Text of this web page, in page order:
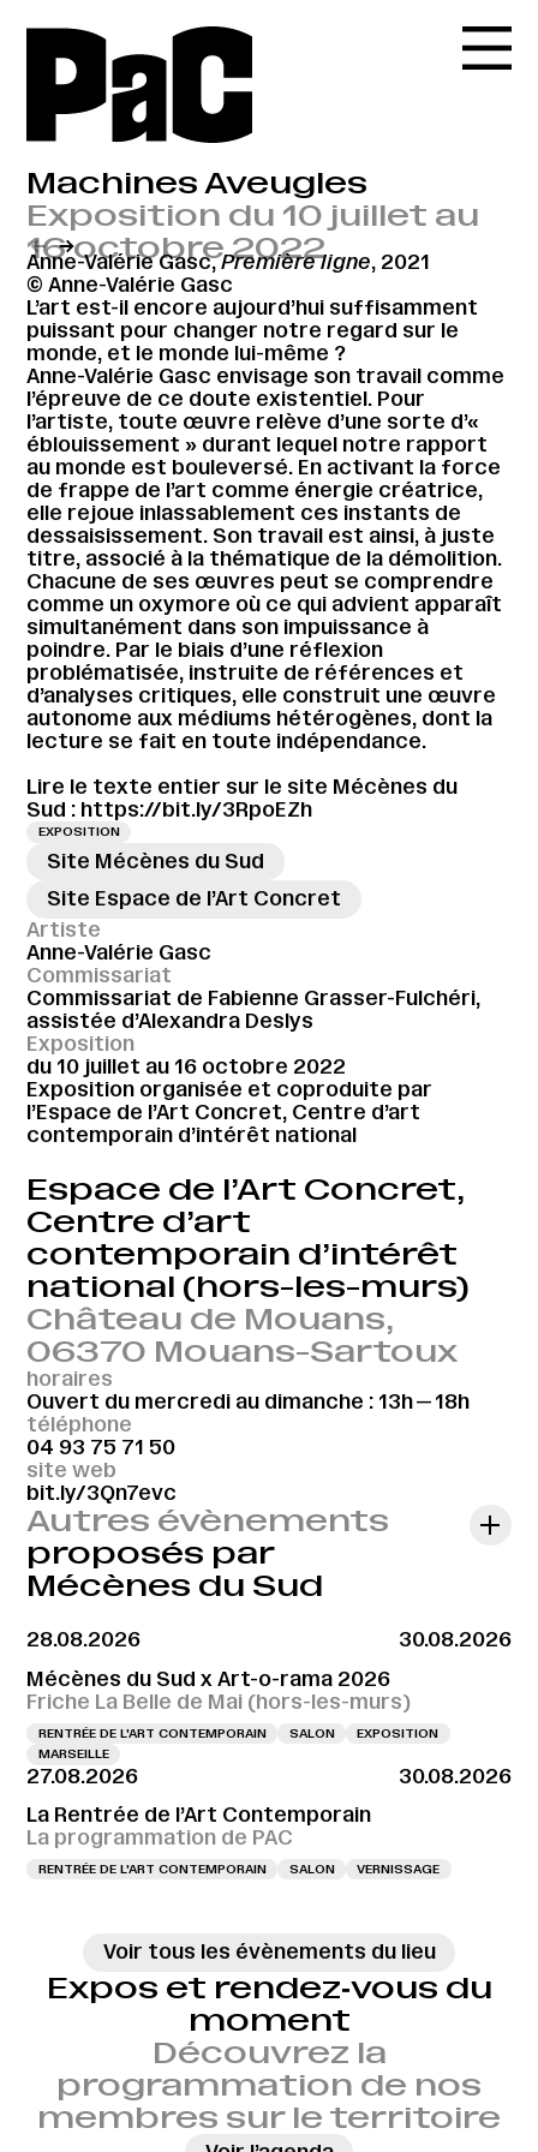
Machines Aveugles
Exposition du 10 juillet au
16 octobre 2022
← →
Anne-Valérie Gasc,Première ligne, 2021
© Anne-Valérie Gasc
L’art est-il encore aujourd’hui suffisamment
puissant pour changer notre regard sur le
monde, et le monde lui-même ?
Anne-Valérie Gasc envisage son travail comme
l’épreuve de ce doute existentiel. Pour
l’artiste, toute œuvre relève d’une sorte d’«
éblouissement » durant lequel notre rapport
au monde est bouleversé. En activant la force
de frappe de l’art comme énergie créatrice,
elle rejoue inlassablement ces instants de
dessaisissement. Son travail est ainsi, à juste
titre, associé à la thématique de la démolition.
Chacune de ses œuvres peut se comprendre
comme un oxymore où ce qui advient apparaît
simultanément dans son impuissance à
poindre. Par le biais d’une réflexion
problématisée, instruite de références et
d’analyses critiques, elle construit une œuvre
autonome aux médiums hétérogènes, dont la
lecture se fait en toute indépendance.
Lire le texte entier sur le site Mécènes du
Sud : https://bit.ly/3RpoEZh
EXPOSITION
Site Mécènes du Sud
Site Espace de l’Art Concret
Artiste
Anne-Valérie Gasc
Commissariat
Commissariat de Fabienne Grasser-Fulchéri,
assistée d’Alexandra Deslys
Exposition
du 10 juillet au 16 octobre 2022
Exposition organisée et coproduite par
l’Espace de l’Art Concret, Centre d’art
contemporain d’intérêt national
Espace de l’Art Concret,
Centre d’art
contemporain d’intérêt
national (hors-les-murs)
Château de Mouans,
06370 Mouans-Sartoux
horaires
Ouvert du mercredi au dimanche : 13h — 18h
téléphone
04 93 75 71 50
site web
bit.ly/3Qn7evc
Autres évènements
proposés par
Mécènes du Sud
28.08.2026
30.08.2026
Mécènes du Sud x Art-o-rama 2026
Friche La Belle de Mai (hors-les-murs)
RENTRÉE DE L'ART CONTEMPORAIN SALON
EXPOSITION
MARSEILLE
27.08.2026
30.08.2026
La Rentrée de l’Art Contemporain
La programmation de PAC
RENTRÉE DE L'ART CONTEMPORAIN SALON VERNISSAGE
Voir tous les évènements du lieu
Expos et rendez‑vous du
moment
Découvrez la
programmation de nos
membres sur le territoire